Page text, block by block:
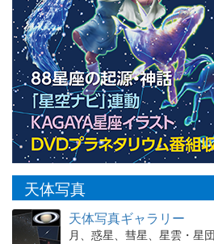
天体写真
天体写真ギャラリー
月、惑星、彗星、星雲・星